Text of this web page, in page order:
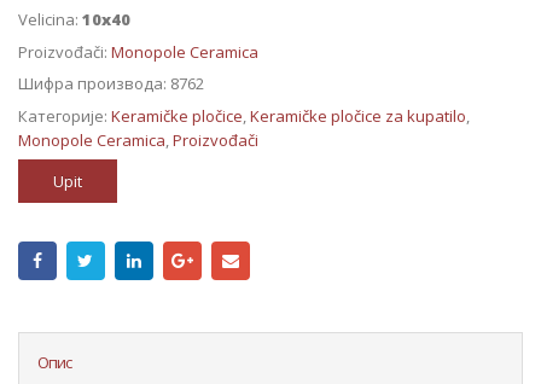
Velicina: 10x40
Proizvođači: Monopole Ceramica
Шифра производа: 8762
Категорије: Keramičke pločice,Keramičke pločice za kupatilo,
Monopole Ceramica,Proizvođači
Upit
Опис